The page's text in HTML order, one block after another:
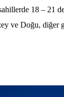
18 – 21
ve Doğu, diğer